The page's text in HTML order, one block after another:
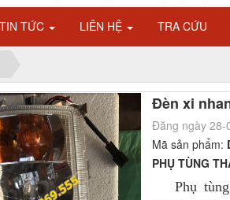
TIN TỨC LIÊN HỆ TRA CỨU
Đèn xi
Đăng ngày 28-
Mã sản phẩm:
PHỤ TÙNG
Phụ